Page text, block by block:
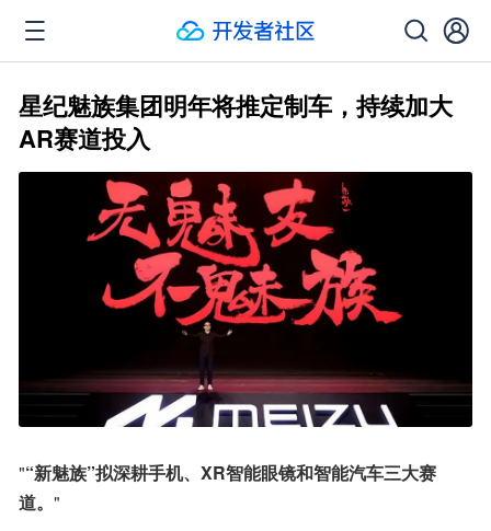
星纪魅族集团明年将推定制车，持续加大
AR赛道投入
"“新魅族”拟深耕手机、XR智能眼镜和智能汽车三大赛
道。 "